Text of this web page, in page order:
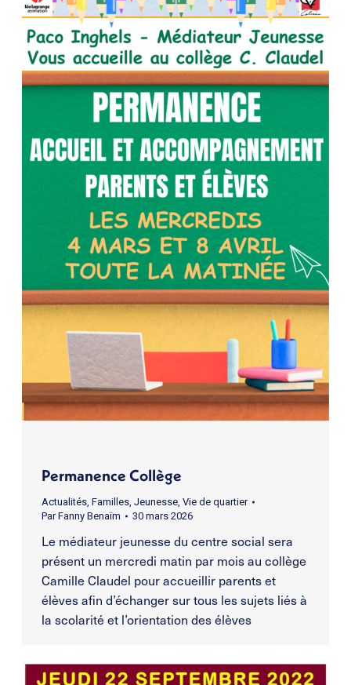
Permanence Collège
Actualités, Familles, Jeunesse, Vie de quartier
ParFanny Benaïm 30 mars 2026
Le médiateur jeunesse du centre social sera
présent un mercredi matin par mois au collège
Camille Claudel pour accueillir parents et
élèves afin d’échanger sur tous les sujets liés à
la scolarité et l’orientation des élèves